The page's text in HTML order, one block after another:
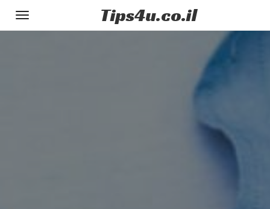
Tips4u.co.il